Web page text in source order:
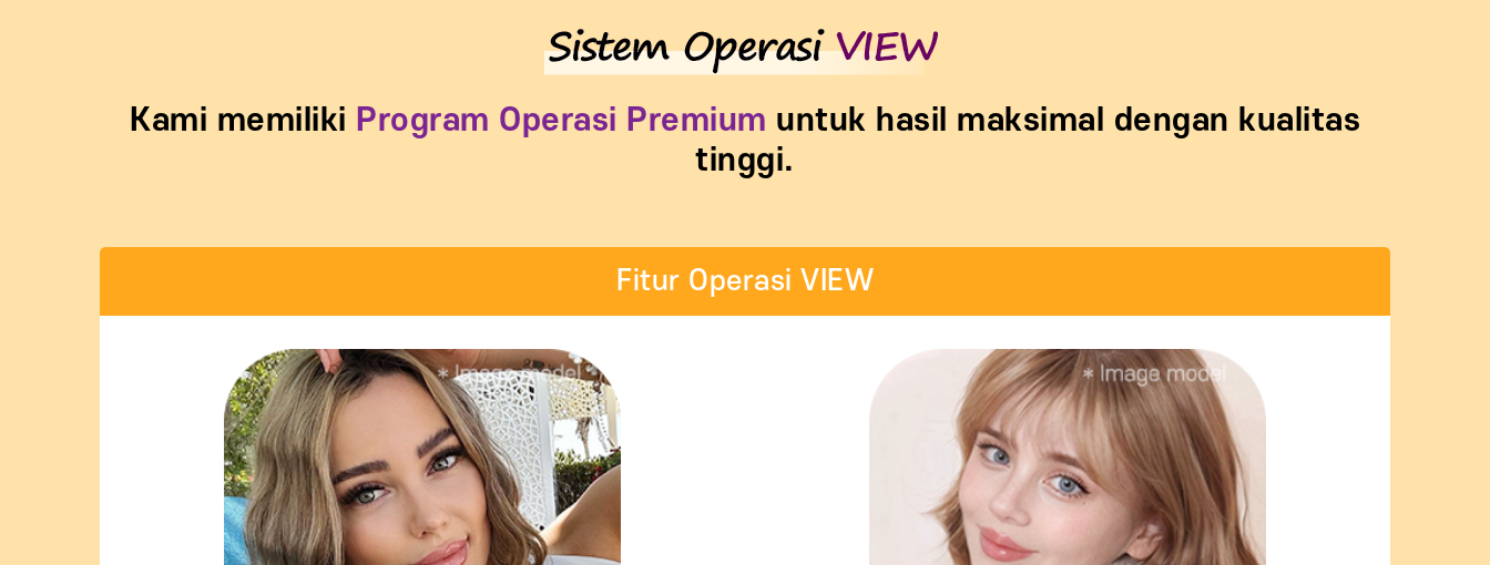
Kami memiliki Program Operasi Premium untuk hasil maksimal dengan kualitas
tinggi.
Fitur Operasi VIEW